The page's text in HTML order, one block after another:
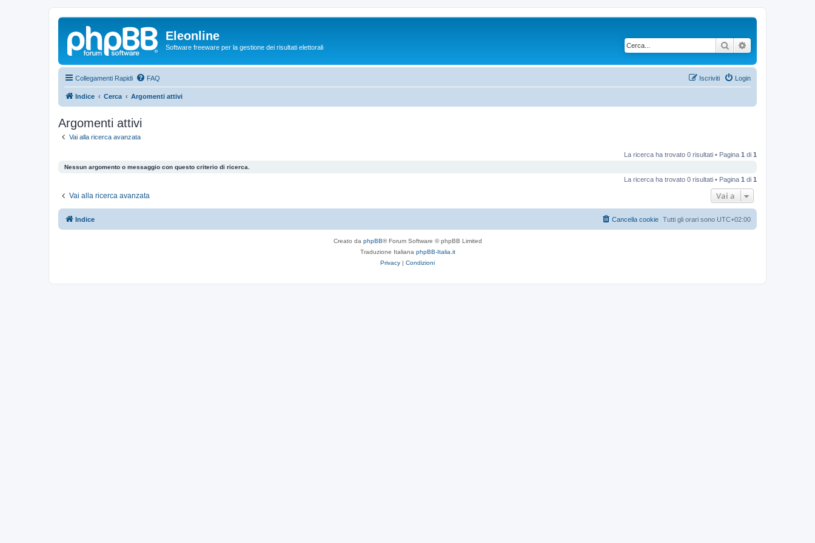
Eleonline
Software freeware per la gestione dei risultati elettorali Cerca
Collegamenti Rapidi FAQ Login
Iscriviti
Indice Cerca Argomenti attivi
Argomenti attivi
Vai alla ricerca avanzata
La ricerca ha trovato 0 risultati • Pagina 1 di 1
Nessun argomento o messaggio con questo criterio di ricerca.
La ricerca ha trovato 0 risultati • Pagina 1 di 1
Vai alla ricerca avanzata Vai a
Indice Tutti gli orari sono UTC+02:00
Cancella cookie
Creato da phpBB® Forum Software © phpBB Limited
Traduzione Italiana phpBB-Italia.it
Privacy | Condizioni